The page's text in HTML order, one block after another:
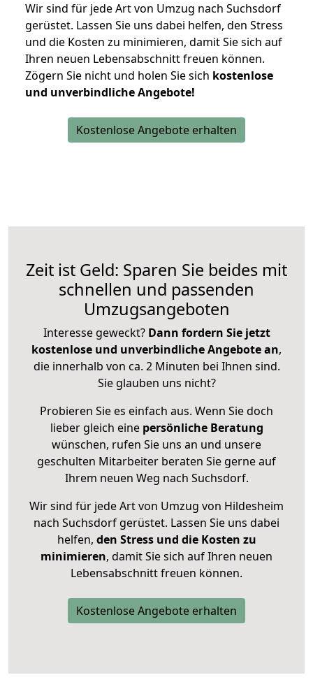
Wir sind für jede Art von Umzug nach Suchsdorf
gerüstet. Lassen Sie uns dabei helfen, den Stress
und die Kosten zu minimieren, damit Sie sich auf
Ihren neuen Lebensabschnitt freuen können.
Zögern Sie nicht und holen Sie sich kostenlose
und unverbindliche Angebote!
Kostenlose Angebote erhalten
Zeit ist Geld: Sparen Sie beides mit
schnellen und passenden
Umzugsangeboten
Interesse geweckt? Dann fordern Sie jetzt
kostenlose und unverbindliche Angebote an,
die innerhalb von ca. 2 Minuten bei Ihnen sind.
Sie glauben uns nicht?
Probieren Sie es einfach aus. Wenn Sie doch
lieber gleich eine persönliche Beratung
wünschen, rufen Sie uns an und unsere
geschulten Mitarbeiter beraten Sie gerne auf
Ihrem neuen Weg nach Suchsdorf.
Wir sind für jede Art von Umzug von Hildesheim
nach Suchsdorf gerüstet. Lassen Sie uns dabei
helfen, den Stress und die Kosten zu
minimieren, damit Sie sich auf Ihren neuen
Lebensabschnitt freuen können.
Kostenlose Angebote erhalten